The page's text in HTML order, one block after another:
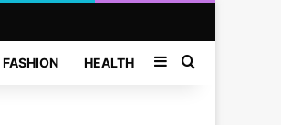
FASHION HEALTH SidebarSearch for